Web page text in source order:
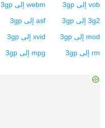
vob إلى 3gp
webm إلى 3gp
3g2 إلى 3gp
asf إلى 3gp
mod إلى 3gp
xvid إلى 3gp
rm إلى 3gp
mpg إلى 3gp